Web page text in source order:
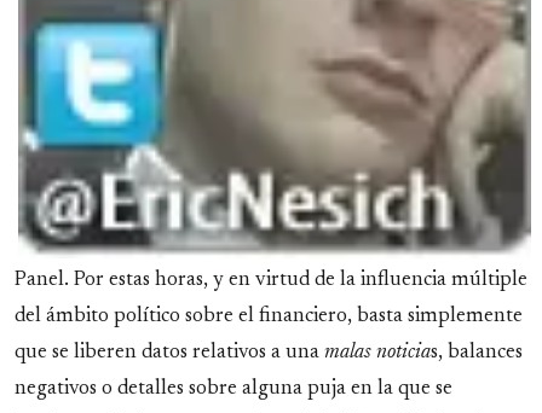
Panel. Por estas horas, y en virtud de la influencia múltiple
del ámbito político sobre el financiero, basta simplemente
que se liberen datos relativos a una malas noticias, balances
negativos o detalles sobre alguna puja en la que se